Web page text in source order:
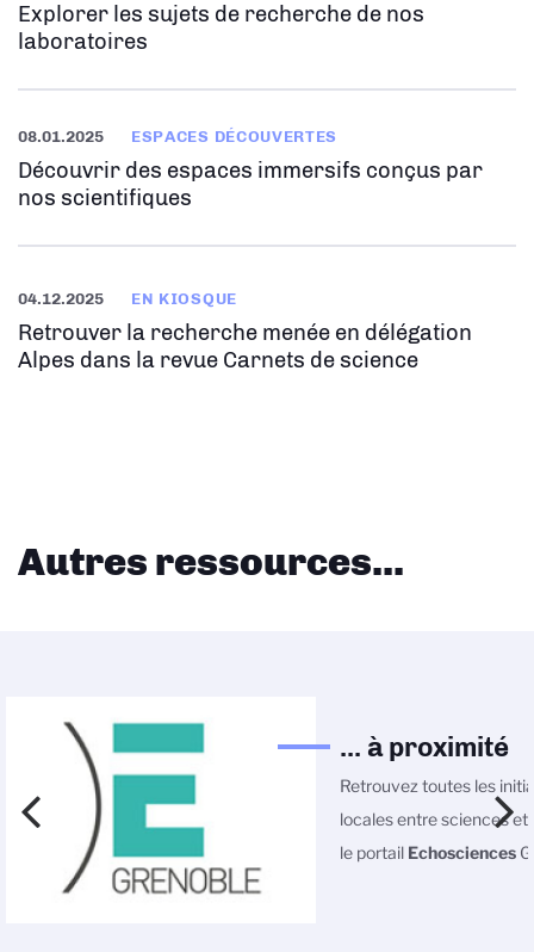
Explorer les sujets de recherche de nos
laboratoires
08.01.2025 ESPACES DÉCOUVERTES
Découvrir des espaces immersifs conçus par
nos scientifiques
04.12.2025 EN KIOSQUE
Retrouver la recherche menée en délégation
Alpes dans la revue Carnets de science
Autres ressources...
... à proximité
Retrouvez toutes les
locales entre sciences et
le portail Echosciences